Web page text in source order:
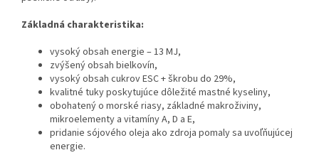
Základná charakteristika:
vysoký obsah energie – 13 MJ,
zvýšený obsah bielkovín,
vysoký obsah cukrov ESC + škrobu do 29%,
kvalitné tuky poskytujúce dôležité mastné kyseliny,
obohatený o morské riasy, základné makroživiny,
mikroelementy a vitamíny A, D a E,
pridanie sójového oleja ako zdroja pomaly sa uvoľňujúcej
energie.